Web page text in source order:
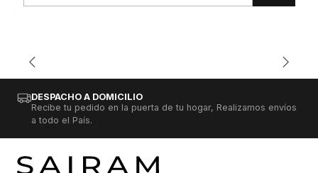
DESPACHO A DOMICILIO
Recibe tu pedido en la puerta de tu hogar, Realizamos envíos
a todo el País.